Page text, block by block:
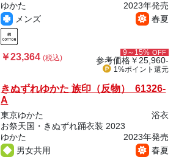
ゆかた
2023年発売
メンズ
春夏
￥23,364(税込)
9～15% OFF
参考価格￥25,960-
1%ポイント 還元
きぬずれゆかた 族印（反物） 61326-
A
東京ゆかた
浴衣
お祭天国・きぬずれ踊衣装 2023
ゆかた
2023年発売
男女共用
春夏